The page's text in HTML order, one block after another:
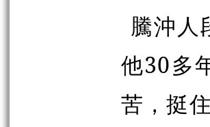
騰沖人
他30多
苦，挺